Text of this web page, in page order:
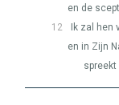
en de
12
Ik zal hen
en in Zijn
spreekt